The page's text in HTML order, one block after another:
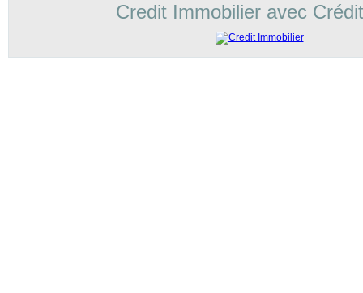
Credit Immobilier avec